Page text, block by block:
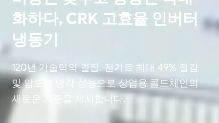
화하다, CRK 고효율 인버터
냉동기
120년 기술력의 결집. 전기료 최대 49% 절감
및 압도적 냉각 성능으로 상업용 콜드체인의
새로운 기준을 제시합니다.